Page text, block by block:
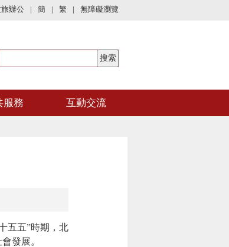
辦公 | 簡 | 繁 | 無障礙瀏覽
服務 互動交流
五五”時期，北
發展。